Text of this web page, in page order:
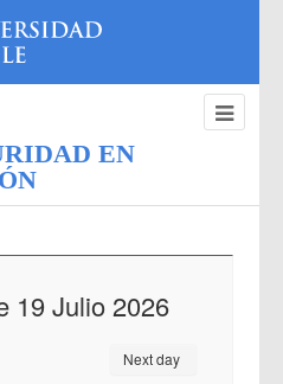
EN
19 Julio 2026
Next day